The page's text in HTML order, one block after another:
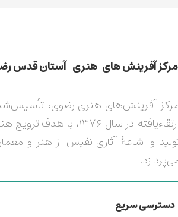
مركز آفرينش های هنری آستان قدس
ارتقاءیافته در سال ۱۳۷۶،
و اشاعۀ آثاری نفیس از هنر و
دسترسی سریع